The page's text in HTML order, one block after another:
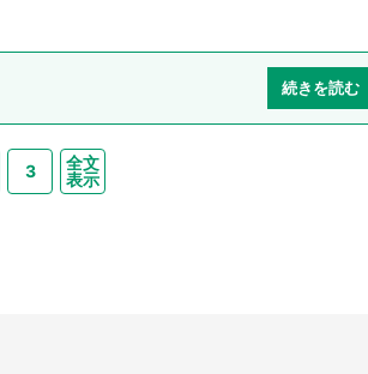
続きを読む
3
全文
表示